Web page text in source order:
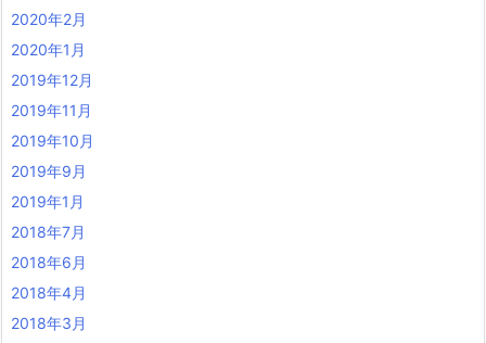
2020年2月
2020年1月
2019年12月
2019年11月
2019年10月
2019年9月
2019年1月
2018年7月
2018年6月
2018年4月
2018年3月